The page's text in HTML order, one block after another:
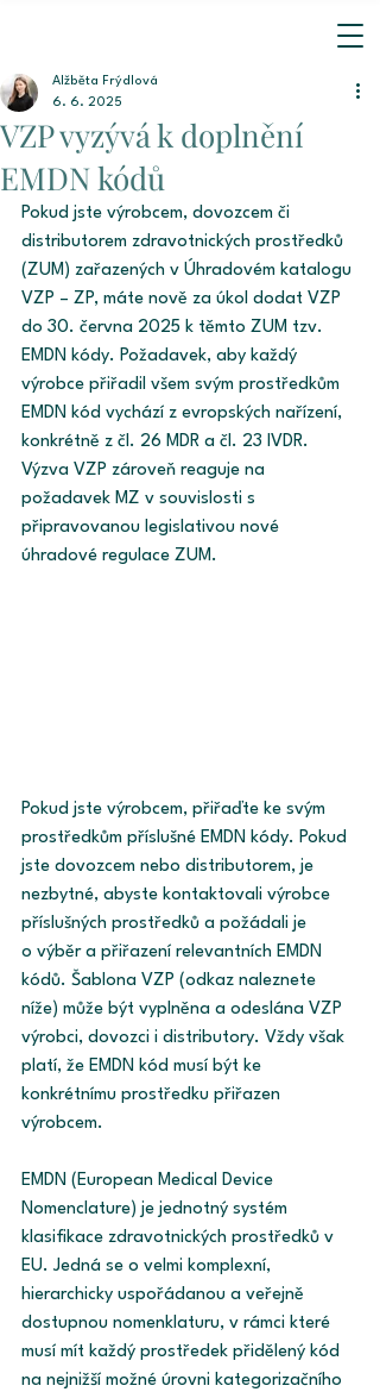
VZP vyzývá k doplnění
EMDN kódů
Alžběta Frýdlová
6. 6. 2025
Pokud jste výrobcem, dovozcem či
distributorem zdravotnických prostředků
(ZUM) zařazených v Úhradovém katalogu
VZP – ZP, máte nově za úkol dodat VZP
do 30. června 2025 k těmto ZUM tzv.
EMDN kódy. Požadavek, aby každý
výrobce přiřadil všem svým prostředkům
EMDN kód vychází z evropských nařízení,
konkrétně z čl. 26 MDR a čl. 23 IVDR.
Výzva VZP zároveň reaguje na
požadavek MZ v souvislosti s
připravovanou legislativou nové
úhradové regulace ZUM.
Pokud jste výrobcem, přiřaďte ke svým
prostředkům příslušné EMDN kódy. Pokud
jste dovozcem nebo distributorem, je
nezbytné, abyste kontaktovali výrobce
příslušných prostředků a požádali je
o výběr a přiřazení relevantních EMDN
kódů. Šablona VZP (odkaz naleznete
níže) může být vyplněna a odeslána VZP
výrobci, dovozci i distributory. Vždy však
platí, že EMDN kód musí být ke
konkrétnímu prostředku přiřazen
výrobcem.
EMDN (European Medical Device
Nomenclature) je jednotný systém
klasifikace zdravotnických prostředků v
EU. Jedná se o velmi komplexní,
hierarchicky uspořádanou a veřejně
dostupnou nomenklaturu, v rámci které
musí mít každý prostředek přidělený kód
na nejnižší možné úrovni kategorizačního